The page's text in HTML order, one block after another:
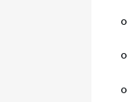
⚬
⚬
⚬